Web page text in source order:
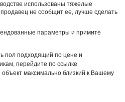
использованы тяжелые
не сообщит ее, лучше сделать
параметры и примите
пол подходящий по цене и
перейдите по ссылке
максимально близкий к Вашему